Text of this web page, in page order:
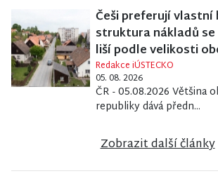
Češi preferují vlastní
struktura nákladů se
liší podle velikosti
Redakce iÚSTECKO
05. 08. 2026
ČR - 05.08.2026 Většina
republiky dává předn...
Zobrazit další články